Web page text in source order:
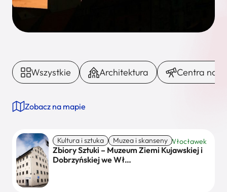
Wszystkie Architektura Centra
Zobacz na mapie
Kultura i sztuka Muzea i skanseny Włocławek
Zbiory Sztuki – Muzeum Ziemi Kujawskiej i
Dobrzyńskiej we Wł…